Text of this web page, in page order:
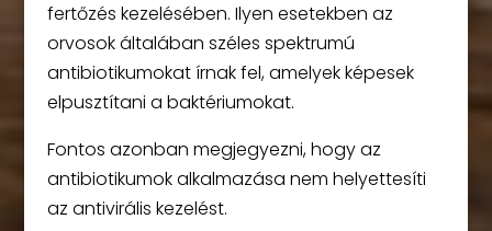
fertőzés kezelésében. Ilyen esetekben az
orvosok általában széles spektrumú
antibiotikumokat írnak fel, amelyek képesek
elpusztítani a baktériumokat.
Fontos azonban megjegyezni, hogy az
antibiotikumok alkalmazása nem helyettesíti
az antivirális kezelést.